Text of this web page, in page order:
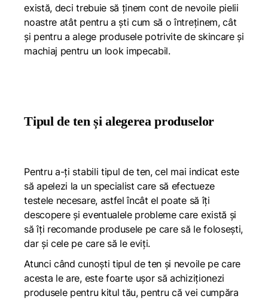
există, deci trebuie să ținem cont de nevoile pielii
noastre atât pentru a ști cum să o întreținem, cât
și pentru a alege produsele potrivite de skincare și
machiaj pentru un look impecabil.
Tipul de ten și alegerea produselor
Pentru a-ți stabili tipul de ten, cel mai indicat este
să apelezi la un specialist care să efectueze
testele necesare, astfel încât el poate să îți
descopere și eventualele probleme care există și
să îți recomande produsele pe care să le folosești,
dar și cele pe care să le eviți.
Atunci când cunoști tipul de ten și nevoile pe care
acesta le are, este foarte ușor să achiziționezi
produsele pentru kitul tău, pentru că vei cumpăra